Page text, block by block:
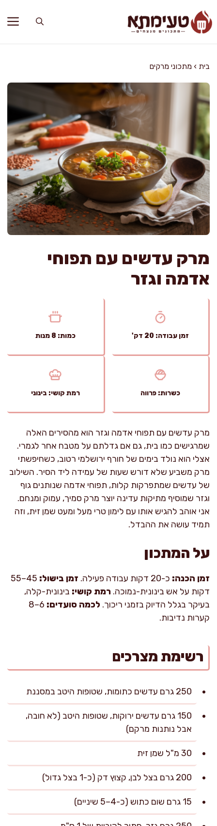
לתוכן
בית › מתכוני מרקים
מרק עדשים עם תפוחי
אדמה וגזר
זמן עבודה: 20 דק' כמות: 8 מנות
כשרות: פרווה רמת קושי: בינוני
מרק עדשים עם תפוחי אדמה וגזר הוא מהסירים האלה
שמרגישים כמו בית, גם אם גדלתם על מטבח אחר לגמרי.
אצלי הוא נולד בימים של חורף ירושלמי רטוב, כשחיפשתי
מרק משביע שלא דורש שעות של עמידה ליד הסיר. השילוב
של עדשים שמתפרקות קלות, תפוחי אדמה שנותנים גוף
וגזר שמוסיף מתיקות עדינה יוצר מרק סמיך, עמוק ומנחם.
אני אוהב להגיש אותו עם לימון טרי מעל ומעט שמן זית, וזה
תמיד עושה את ההבדל.
על המתכון
זמן הכנה: כ-20 דקות עבודה פעילה. זמן בישול:
45–55
דקות על אש בינונית-נמוכה. רמת קושי: בינונית-קלה,
בעיקר בגלל הדיוק בזמני ריכוך. לכמה סועדים:
6–8
קערות נדיבות.
רשימת מצרכים
250 גרם עדשים כתומות, שטופות היטב במסננת
150 גרם עדשים ירוקות, שטופות היטב (לא חובה,
אבל נותנות מרקם)
30 מ"ל שמן זית
200 גרם בצל לבן, קצוץ דק (כ-1 בצל גדול)
15 גרם שום כתוש (כ-4–5 שיניים)